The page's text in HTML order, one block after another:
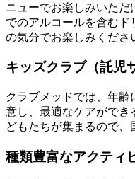
ニューでお楽しみいただ
でのアルコールを含む
の気分でお楽しみくださ
キッズクラブ（託児
クラブメッドでは、年齢
意し、最適なケアができ
どもたちが集まるので、
種類豊富なアクティ